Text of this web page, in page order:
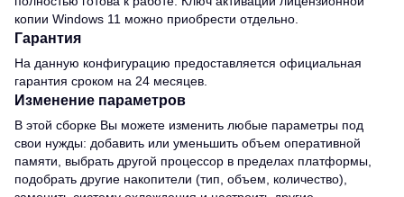
копии Windows 11 можно приобрести отдельно.
Гарантия
На данную конфигурацию предоставляется официальная
гарантия сроком на 24 месяцев.
Изменение параметров
В этой сборке Вы можете изменить любые параметры под
свои нужды: добавить или уменьшить объем оперативной
памяти, выбрать другой процессор в пределах платформы,
подобрать другие накопители (тип, объем, количество),